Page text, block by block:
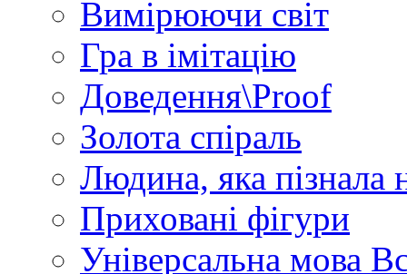
Вимірюючи світ
Гра в імітацію
Доведення\Proof
Золота спіраль
Людина, яка пізнала
Приховані фігури
Універсальна мова